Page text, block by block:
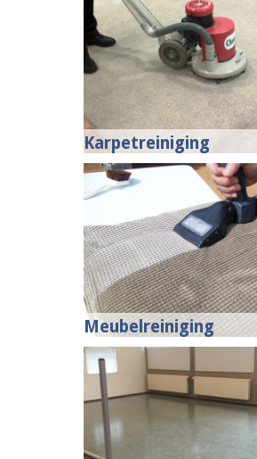
Karpetreiniging
Meubelreiniging